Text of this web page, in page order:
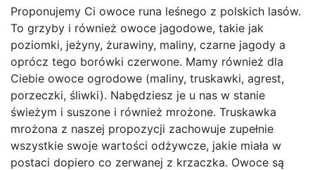
Proponujemy Ci owoce runa leśnego z polskich lasów.
To grzyby i również owoce jagodowe, takie jak
poziomki, jeżyny, żurawiny, maliny, czarne jagody a
oprócz tego borówki czerwone. Mamy również dla
Ciebie owoce ogrodowe (maliny, truskawki, agrest,
porzeczki, śliwki). Nabędziesz je u nas w stanie
świeżym i suszone i również mrożone. Truskawka
mrożona z naszej propozycji zachowuje zupełnie
wszystkie swoje wartości odżywcze, jakie miała w
postaci dopiero co zerwanej z krzaczka. Owoce są